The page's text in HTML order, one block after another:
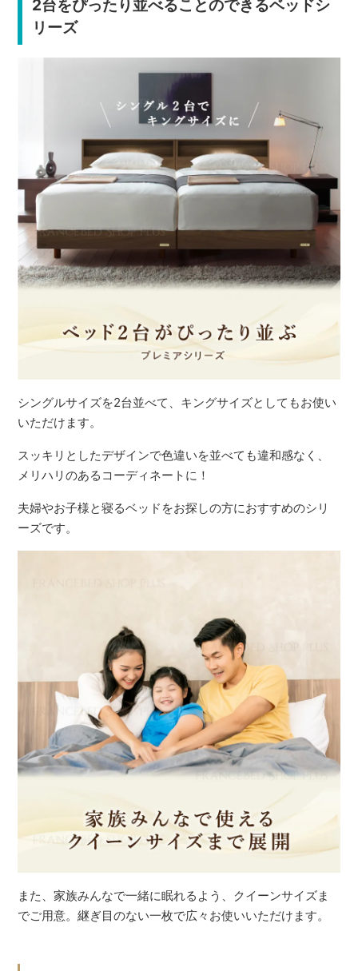
2台をぴったり並べることのできるベッドシ
リーズ
シングルサイズを2台並べて、キングサイズとしてもお使い
いただけます。
スッキリとしたデザインで色違いを並べても違和感なく、
メリハリのあるコーディネートに！
夫婦やお子様と寝るベッドをお探しの方におすすめのシリ
ーズです。
また、家族みんなで一緒に眠れるよう、クイーンサイズま
でご用意。継ぎ目のない一枚で広々お使いいただけます。